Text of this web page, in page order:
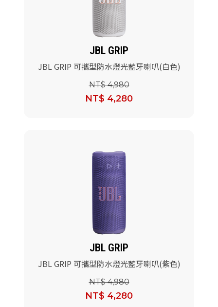
JBL GRIP
JBL GRIP 可攜型防水燈光藍牙喇叭(白色)
NT$ 4,980
NT$ 4,280
JBL GRIP
JBL GRIP 可攜型防水燈光藍牙喇叭(紫色)
NT$ 4,980
NT$ 4,280